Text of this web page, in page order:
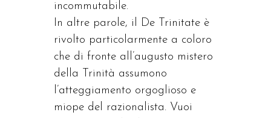
incommutabile.
In altre parole, il De Trinitate è
rivolto particolarmente a coloro
che di fronte all’augusto mistero
della Trinità assumono
l’atteggiamento orgoglioso e
miope del razionalista. Vuoi